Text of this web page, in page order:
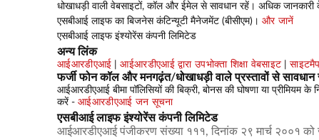
धोखाधड़ी वाली वेबसाइटों, कॉल और ईमेल से सावधान रहें। अधिक जानकारी
एसबीआई लाइफ का बिजनेस कंटिन्यूटी मैनेजमेंट (बीसीएम)। और जानें
एसबीआई लाइफ इंश्योरेंस कंपनी लिमिटेड
अन्य लिंक
आईआरडीएआई |आईआरडीएआई द्वारा उपभोक्ता शिक्षा वेबसाइट |साइटमैप
फर्जी फोन कॉल और मनगढ़ंत/धोखाधड़ी वाले प्रस्तावों से सावधान
आईआरडीएआई बीमा पॉलिसियों की बिक्री, बोनस की घोषणा या प्रीमियम
करें - आईआरडीएआई जन सूचना
एसबीआई लाइफ इंश्योरेंस कंपनी लिमिटेड
आईआरडीएआई पंजीकरण संख्या १११, दिनांक २९ मार्च २००१ को